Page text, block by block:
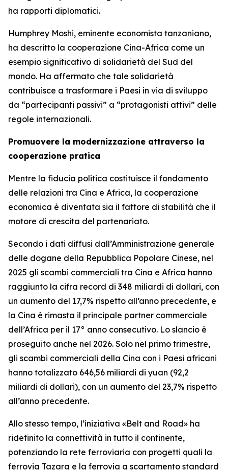
ha rapporti diplomatici.
Humphrey Moshi, eminente economista tanzaniano,
ha descritto la cooperazione Cina-Africa come un
esempio significativo di solidarietà del Sud del
mondo. Ha affermato che tale solidarietà
contribuisce a trasformare i Paesi in via di sviluppo
da “partecipanti passivi” a “protagonisti attivi” delle
regole internazionali.
Promuovere la modernizzazione attraverso la
cooperazione pratica
Mentre la fiducia politica costituisce il fondamento
delle relazioni tra Cina e Africa, la cooperazione
economica è diventata sia il fattore di stabilità che il
motore di crescita del partenariato.
Secondo i dati diffusi dall’Amministrazione generale
delle dogane della Repubblica Popolare Cinese, nel
2025 gli scambi commerciali tra Cina e Africa hanno
raggiunto la cifra record di 348 miliardi di dollari, con
un aumento del 17,7% rispetto all’anno precedente, e
la Cina è rimasta il principale partner commerciale
dell’Africa per il 17° anno consecutivo. Lo slancio è
proseguito anche nel 2026. Solo nel primo trimestre,
gli scambi commerciali della Cina con i Paesi africani
hanno totalizzato 646,56 miliardi di yuan (92,2
miliardi di dollari), con un aumento del 23,7% rispetto
all’anno precedente.
Allo stesso tempo, l’iniziativa «Belt and Road» ha
ridefinito la connettività in tutto il continente,
potenziando la rete ferroviaria con progetti quali la
ferrovia Tazara e la ferrovia a scartamento standard